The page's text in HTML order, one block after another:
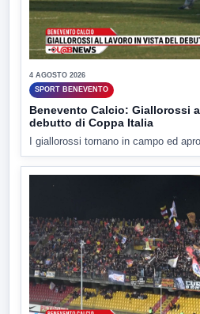
4 AGOSTO 2026
SPORT BENEVENTO
Benevento Calcio: Giallorossi
debutto di Coppa Italia
I giallorossi tornano in campo ed